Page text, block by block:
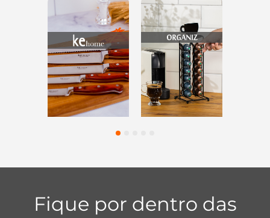
Casa e
Organização
Utilidades de
45
Fique por dentro das